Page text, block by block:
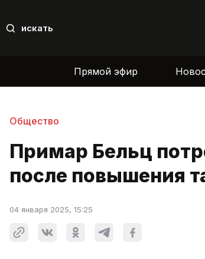
искать
Прямой эфир
Общество
Примар Бельц
после повышения
04 января 2025, 15:25